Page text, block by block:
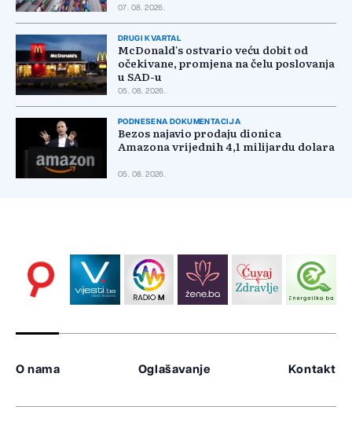
07. 08. 2026.
DRUGI KVARTAL
McDonald's ostvario veću dobit od
očekivane, promjena na čelu poslovanja
u SAD-u
05. 08. 2026.
PODNESENA DOKUMENTACIJA
Bezos najavio prodaju dionica
Amazona vrijednih 4,1 milijardu dolara
05. 08. 2026.
O nama Oglašavanje Kontakt